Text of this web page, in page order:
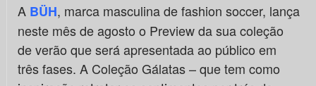
A BÜH, marca masculina de fashion soccer, lança
neste mês de agosto o Preview da sua coleção
de verão que será apresentada ao público em
três fases. A Coleção Gálatas – que tem como